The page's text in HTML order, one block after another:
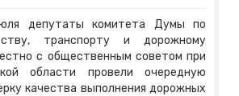
комитета Думы по
транспорту и дорожному
с общественным советом при
области провели очередную
качества выполнения дорожных